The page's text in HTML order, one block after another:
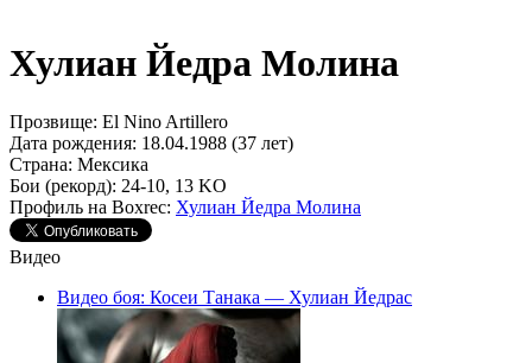
Хулиан Йедра Молина
Прозвище: El Nino Artillero
Дата рождения: 18.04.1988 (37 лет)
Страна: Мексика
Бои (рекорд): 24-10, 13 KO
Профиль на Boxrec: Хулиан Йедра Молина
Видео
Видео боя: Косеи Танака — Хулиан Йедрас